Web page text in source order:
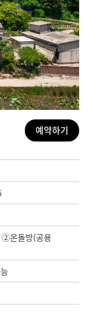
예약하기
온돌방(공용